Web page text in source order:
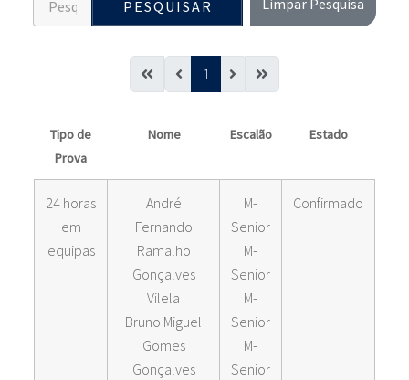
PESQUISAR Limpar Pesquisa
1
Tipo de
Prova
Nome Escalão Estado
24 horas
em
equipas
André
Fernando
Ramalho
Gonçalves
Vilela
Bruno Miguel
Gomes
Gonçalves
M-
Senior
M-
Senior
M-
Senior
M-
Senior
Confirmado